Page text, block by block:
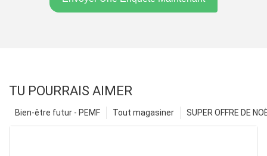
TU POURRAIS AIMER
SUPER OFFRE DE
Tout magasiner
Bien-être futur - PEMF